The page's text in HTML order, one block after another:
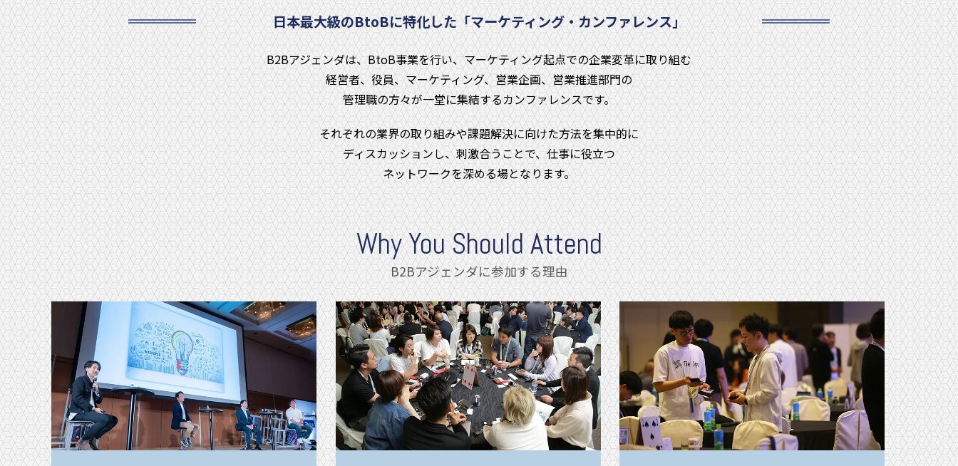
日本最大級のBtoBに特化した「マーケティング・カンファレンス」
B2Bアジェンダは、BtoB事業を行い、マーケティング起点での企業変革に取り組む
経営者、役員、マーケティング、営業企画、営業推進部門の
管理職の方々が一堂に集結するカンファレンスです。
それぞれの業界の取り組みや課題解決に向けた⽅法を集中的に
ディスカッションし、刺激合うことで、仕事に役⽴つ
ネットワークを深める場となります。
Why You Should Attend
B2Bアジェンダに参加する理由